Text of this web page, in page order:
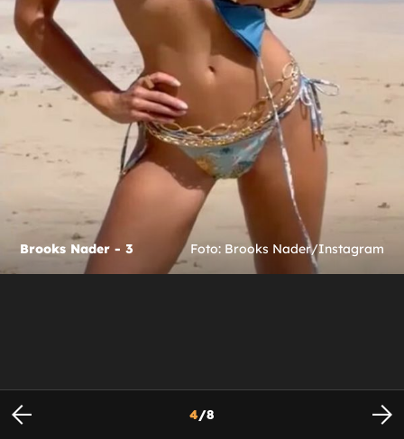
Brooks Nader - 3 Foto: Brooks Nader/Instagram
4/8